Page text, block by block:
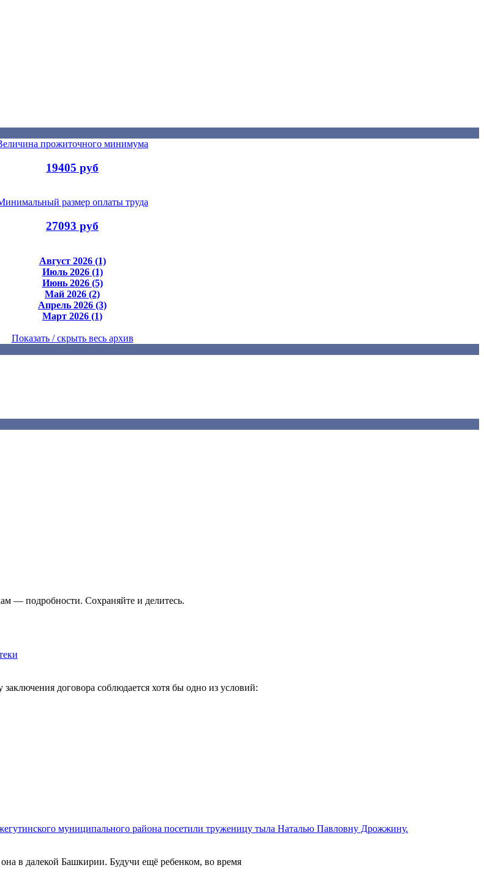
прожиточного минимума
19405 руб
размер оплаты труда
27093 руб
Август 2026 (1)
Июль 2026 (1)
Июнь 2026 (5)
Май 2026 (2)
Апрель 2026 (3)
Март 2026 (1)
Показать / скрыть весь архив
— подробности. Сохраняйте и делитесь.
договора соблюдается хотя бы одно из условий:
муниципального района посетили труженицу тыла Наталью Павловну Дрожжину.
в далекой Башкирии. Будучи ещё ребенком, во время